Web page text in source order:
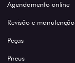
Agendamento online
Revisão e manutenção
Peças
Pneus